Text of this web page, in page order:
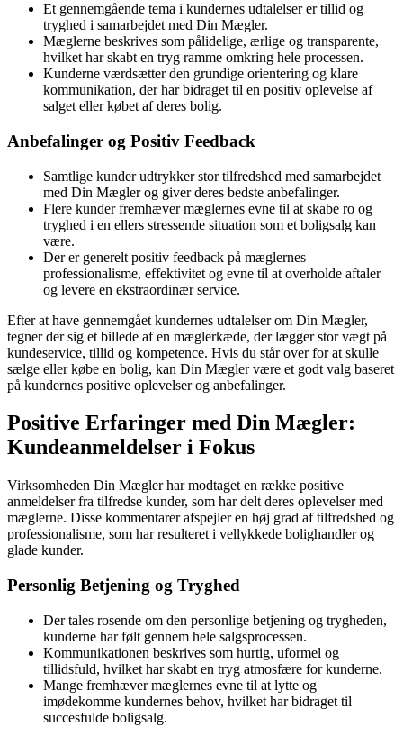
Et gennemgående tema i kundernes udtalelser er tillid og
tryghed i samarbejdet med Din Mægler.
Mæglerne beskrives som pålidelige, ærlige og transparente,
hvilket har skabt en tryg ramme omkring hele processen.
Kunderne værdsætter den grundige orientering og klare
kommunikation, der har bidraget til en positiv oplevelse af
salget eller købet af deres bolig.
Anbefalinger og Positiv Feedback
Samtlige kunder udtrykker stor tilfredshed med samarbejdet
med Din Mægler og giver deres bedste anbefalinger.
Flere kunder fremhæver mæglernes evne til at skabe ro og
tryghed i en ellers stressende situation som et boligsalg kan
være.
Der er generelt positiv feedback på mæglernes
professionalisme, effektivitet og evne til at overholde aftaler
og levere en ekstraordinær service.
Efter at have gennemgået kundernes udtalelser om Din Mægler,
tegner der sig et billede af en mæglerkæde, der lægger stor vægt på
kundeservice, tillid og kompetence. Hvis du står over for at skulle
sælge eller købe en bolig, kan Din Mægler være et godt valg baseret
på kundernes positive oplevelser og anbefalinger.
Positive Erfaringer med Din Mægler:
Kundeanmeldelser i Fokus
Virksomheden Din Mægler har modtaget en række positive
anmeldelser fra tilfredse kunder, som har delt deres oplevelser med
mæglerne. Disse kommentarer afspejler en høj grad af tilfredshed og
professionalisme, som har resulteret i vellykkede bolighandler og
glade kunder.
Personlig Betjening og Tryghed
Der tales rosende om den personlige betjening og trygheden,
kunderne har følt gennem hele salgsprocessen.
Kommunikationen beskrives som hurtig, uformel og
tillidsfuld, hvilket har skabt en tryg atmosfære for kunderne.
Mange fremhæver mæglernes evne til at lytte og
imødekomme kundernes behov, hvilket har bidraget til
succesfulde boligsalg.